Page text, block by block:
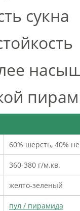
сукна
60% шерсть, 40%
360-380 г/м.кв.
желто-зеленый
пул / пирамида